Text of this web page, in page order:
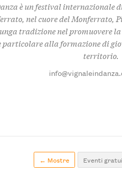
è un festival internazionale
, nel cuore del Monferrato,
tradizione nel promuovere
particolare alla formazione di
territorio.
← Mostre Eventi